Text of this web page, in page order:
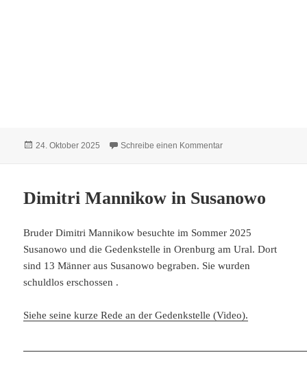
Veröffentlicht
24. Oktober 2025 Schreibe einen Kommentarzu Hildebrandt
Dimitri Mannikow in Susanowo
Bruder Dimitri Mannikow besuchte im Sommer 2025
Susanowo und die Gedenkstelle in Orenburg am Ural. Dort
sind 13 Männer aus Susanowo begraben. Sie wurden
schuldlos erschossen .
Siehe seine kurze Rede an der Gedenkstelle (Video).